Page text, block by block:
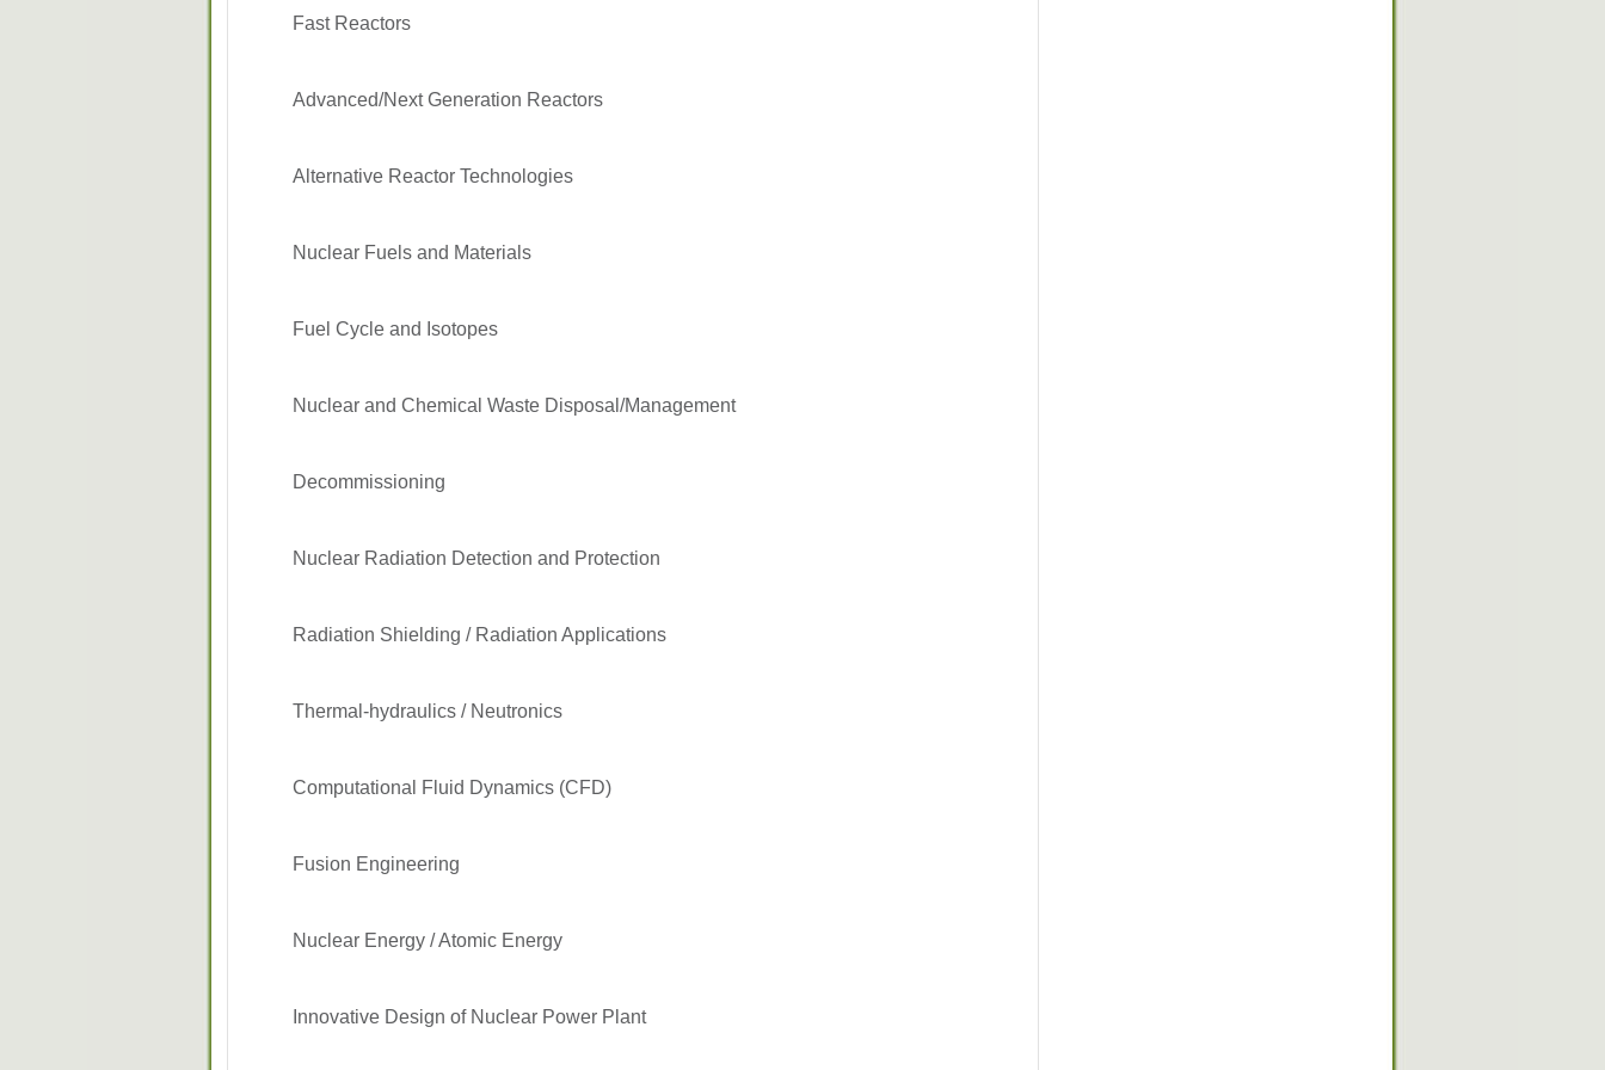
Fast Reactors
Advanced/Next Generation Reactors
Alternative Reactor Technologies
Nuclear Fuels and Materials
Fuel Cycle and Isotopes
Nuclear and Chemical Waste Disposal/Management
Decommissioning
Nuclear Radiation Detection and Protection
Radiation Shielding / Radiation Applications
Thermal-hydraulics / Neutronics
Computational Fluid Dynamics (CFD)
Fusion Engineering
Nuclear Energy / Atomic Energy
Innovative Design of Nuclear Power Plant